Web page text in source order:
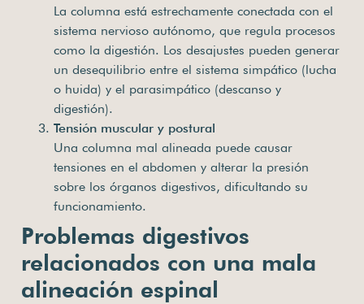
La columna está estrechamente conectada con el
sistema nervioso autónomo, que regula procesos
como la digestión. Los desajustes pueden generar
un desequilibrio entre el sistema simpático (lucha
o huida) y el parasimpático (descanso y
digestión).
Tensión muscular y postural
Una columna mal alineada puede causar
tensiones en el abdomen y alterar la presión
sobre los órganos digestivos, dificultando su
funcionamiento.
Problemas digestivos
relacionados con una mala
alineación espinal